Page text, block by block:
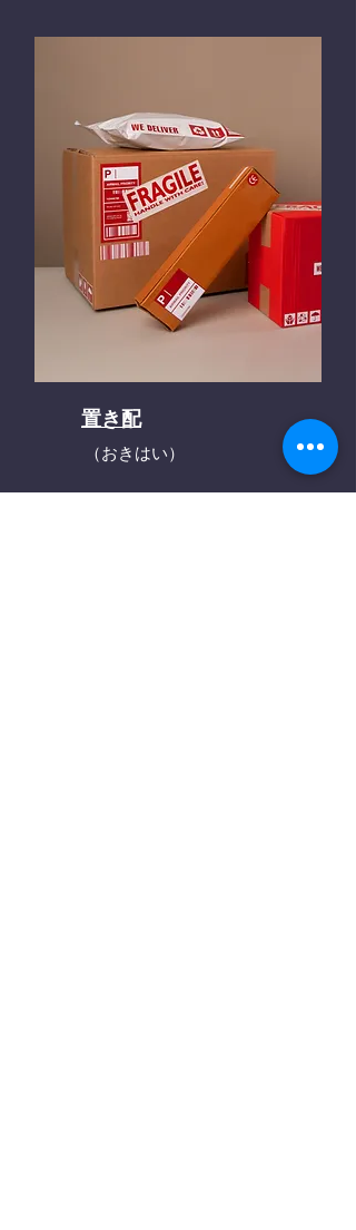
置き配
（おきはい）